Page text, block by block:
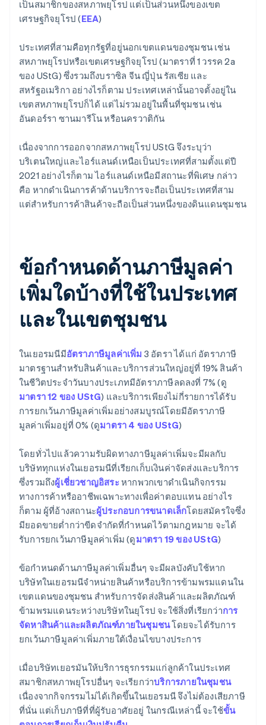
เป็นสมาชิกของสหภาพยุโรป แต่เป็นส่วนหนึ่งของเขต
เศรษฐกิจยุโรป (EEA)
ประเทศที่สามคือทุกรัฐที่อยู่นอกเขตแดนของชุมชน เช่น
สหภาพยุโรปหรือเขตเศรษฐกิจยุโรป (มาตราที่ 1 วรรค 2a
ของ UStG) ซึ่งรวมถึงบราซิล จีน ญี่ปุ่น รัสเซีย และ
สหรัฐอเมริกา อย่างไรก็ตาม ประเทศเหล่านั้นอาจตั้งอยู่ใน
เขตสหภาพยุโรปก็ได้ แต่ไม่รวมอยู่ในพื้นที่ชุมชน เช่น
อันดอร์รา ซานมารีโน หรือนครวาติกัน
เนื่องจากการออกจากสหภาพยุโรป UStG จึงระบุว่า
บริเตนใหญ่และไอร์แลนด์เหนือเป็นประเทศที่สามตั้งแต่ปี
2021 อย่างไรก็ตาม ไอร์แลนด์เหนือมีสถานะที่พิเศษ กล่าว
คือ หากดำเนินการค้าด้านบริการจะถือเป็นประเทศที่สาม
แต่สำหรับการค้าสินค้าจะถือเป็นส่วนหนึ่งของดินแดนชุมชน
ข้อกำหนดด้านภาษีมูลค่า
เพิ่มใดบ้างที่ใช้ในประเทศ
และในเขตชุมชน
ในเยอรมนีมีอัตราภาษีมูลค่าเพิ่ม 3 อัตรา ได้แก่ อัตราภาษี
มาตรฐานสำหรับสินค้าและบริการส่วนใหญ่อยู่ที่ 19% สินค้า
ในชีวิตประจำวันบางประเภทมีอัตราภาษีลดลงที่ 7% (ดู
มาตรา 12 ของ UStG) และบริการเพียงไม่กี่รายการได้รับ
การยกเว้นภาษีมูลค่าเพิ่มอย่างสมบูรณ์โดยมีอัตราภาษี
มูลค่าเพิ่มอยู่ที่ 0% (ดูมาตรา 4 ของ UStG)
โดยทั่วไปแล้วความรับผิดทางภาษีมูลค่าเพิ่มจะมีผลกับ
บริษัททุกแห่งในเยอรมนีที่เรียกเก็บเงินค่าจัดส่งและบริการ
ซึ่งรวมถึงผู้เชี่ยวชาญอิสระหากพวกเขาดําเนินกิจกรรม
ทางการค้าหรืออาชีพเฉพาะทางเพื่อค่าตอบแทน อย่างไร
ก็ตาม ผู้ที่อ้างสถานะผู้ประกอบการขนาดเล็กโดยสมัครใจซึ่ง
มียอดขายต่ำกว่าขีดจำกัดที่กำหนดไว้ตามกฎหมาย จะได้
รับการยกเว้นภาษีมูลค่าเพิ่ม (ดูมาตรา 19 ของ UStG)
ข้อกำหนดด้านภาษีมูลค่าเพิ่มอื่นๆ จะมีผลบังคับใช้หาก
บริษัทในเยอรมนีจําหน่ายสินค้าหรือบริการข้ามพรมแดนใน
เขตแดนของชุมชน สำหรับการจัดส่งสินค้าและผลิตภัณฑ์
ข้ามพรมแดนระหว่างบริษัทในยุโรป จะใช้สิ่งที่เรียกว่าการ
จัดหาสินค้าและผลิตภัณฑ์ภายในชุมชนโดยจะได้รับการ
ยกเว้นภาษีมูลค่าเพิ่มภายใต้เงื่อนไขบางประการ
เมื่อบริษัทเยอรมันให้บริการธุรกรรมแก่ลูกค้าในประเทศ
สมาชิกสหภาพยุโรปอื่นๆ จะเรียกว่าบริการภายในชุมชน
เนื่องจากกิจกรรมไม่ได้เกิดขึ้นในเยอรมนี จึงไม่ต้องเสียภาษี
ที่นั่น แต่เก็บภาษีที่ที่ผู้รับอาศัยอยู่ ในกรณีเหล่านี้ จะใช้ขั้น